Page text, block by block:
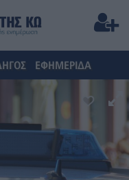
ΕΦΗΜΕΡΙΔΑ